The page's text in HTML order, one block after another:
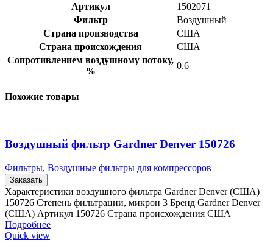
Артикул
1502071
Фильтр
Воздушный
Страна производства
США
Страна происхождения
США
Сопротивлением воздушному потоку,
%
0.6
Похожие товары
Воздушный фильтр Gardner Denver 150726
Фильтры, Воздушные фильтры для компрессоров
Заказать
Характеристики воздушного фильтра Gardner Denver (США)
150726 Степень фильтрации, микрон 3 Бренд Gardner Denver
(США) Артикул 150726 Страна происхождения США
Подробнее
Quick view